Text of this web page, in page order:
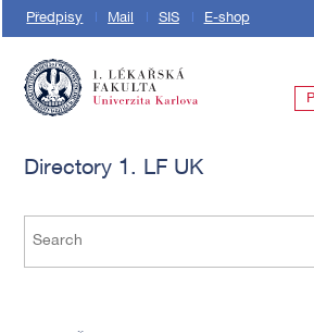
Předpisy Mail SIS E-shop
Directory 1. LF UK